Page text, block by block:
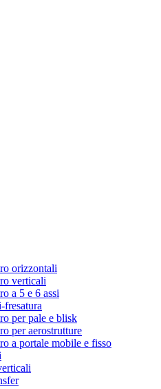
orizzontali
verticali
a 5 e 6 assi
per pale e blisk
per aerostrutture
a portale mobile e fisso